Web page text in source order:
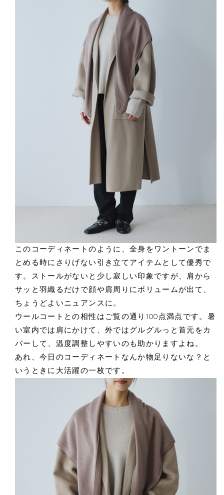
このコーディネートのように、全身をワントーンでま
とめる時にさりげない引き立てアイテムとして優秀で
す。ストールがないと少し寂しい印象ですが、肩から
サッと羽織るだけで顔や肩周りにボリュームが出て、
ちょうどよいニュアンスに。
ウールコートとの相性はご覧の通り100点満点です。暑
い室内では肩にかけて、外ではグルグルっと首元をカ
バーして、温度調整しやすいのも助かりますよね。
あれ、今日のコーディネートなんか物足りないな？と
いうときに大活躍の一枚です。